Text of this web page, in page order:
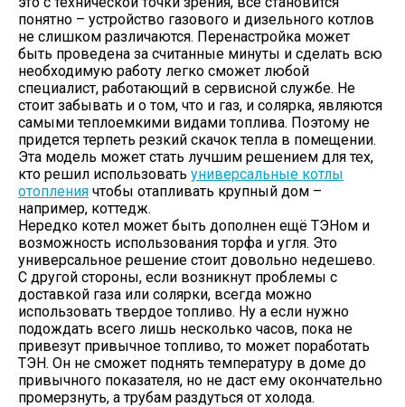
понятно – устройство газового и дизельного котлов
не слишком различаются. Перенастройка может
быть проведена за считанные минуты и сделать всю
необходимую работу легко сможет любой
специалист, работающий в сервисной службе. Не
стоит забывать и о том, что и газ, и солярка, являются
самыми теплоемкими видами топлива. Поэтому не
придется терпеть резкий скачок тепла в помещении.
Эта модель может стать лучшим решением для тех,
кто решил использовать универсальные котлы
отопления чтобы отапливать крупный дом –
например, коттедж.
Нередко котел может быть дополнен ещё ТЭНом и
возможность использования торфа и угля. Это
универсальное решение стоит довольно недешево.
С другой стороны, если возникнут проблемы с
доставкой газа или солярки, всегда можно
использовать твердое топливо. Ну а если нужно
подождать всего лишь несколько часов, пока не
привезут привычное топливо, то может поработать
ТЭН. Он не сможет поднять температуру в доме до
привычного показателя, но не даст ему окончательно
промерзнуть, а трубам раздуться от холода.